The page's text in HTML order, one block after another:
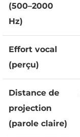
(500–2000
Hz)
Effort vocal
(perçu)
Distance de
projection
(parole claire)